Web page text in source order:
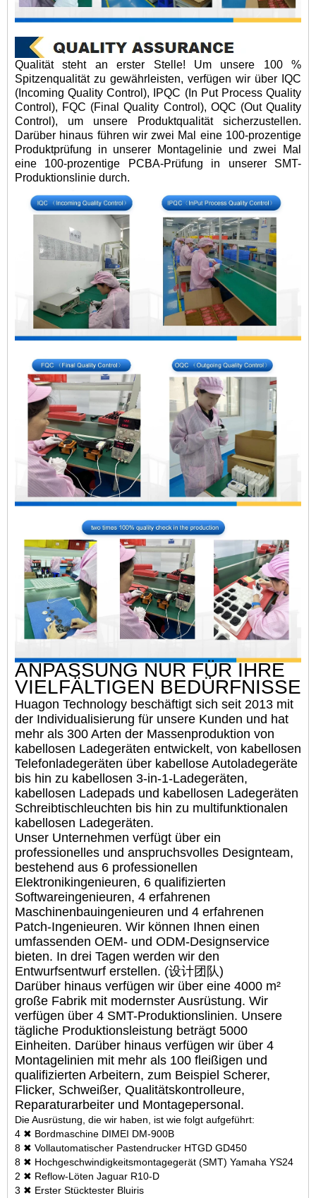
Qualität steht an erster Stelle! Um unsere 100 %
Spitzenqualität zu gewährleisten, verfügen wir über IQC
(Incoming Quality Control), IPQC (In Put Process Quality
Control), FQC (Final Quality Control), OQC (Out Quality
Control), um unsere Produktqualität sicherzustellen.
Darüber hinaus führen wir zwei Mal eine 100-prozentige
Produktprüfung in unserer Montagelinie und zwei Mal
eine 100-prozentige PCBA-Prüfung in unserer SMT-
Produktionslinie durch.
ANPASSUNG NUR FÜR IHRE
VIELFÄLTIGEN BEDÜRFNISSE
Huagon Technology beschäftigt sich seit 2013 mit
der Individualisierung für unsere Kunden und hat
mehr als 300 Arten der Massenproduktion von
kabellosen Ladegeräten entwickelt, von kabellosen
Telefonladegeräten über kabellose Autoladegeräte
bis hin zu kabellosen 3-in-1-Ladegeräten,
kabellosen Ladepads und kabellosen Ladegeräten
Schreibtischleuchten bis hin zu multifunktionalen
kabellosen Ladegeräten.
Unser Unternehmen verfügt über ein
professionelles und anspruchsvolles Designteam,
bestehend aus 6 professionellen
Elektronikingenieuren, 6 qualifizierten
Softwareingenieuren, 4 erfahrenen
Maschinenbauingenieuren und 4 erfahrenen
Patch-Ingenieuren. Wir können Ihnen einen
umfassenden OEM- und ODM-Designservice
bieten. In drei Tagen werden wir den
Entwurfsentwurf erstellen. (设计团队)
Darüber hinaus verfügen wir über eine 4000 m²
große Fabrik mit modernster Ausrüstung. Wir
verfügen über 4 SMT-Produktionslinien. Unsere
tägliche Produktionsleistung beträgt 5000
Einheiten. Darüber hinaus verfügen wir über 4
Montagelinien mit mehr als 100 fleißigen und
qualifizierten Arbeitern, zum Beispiel Scherer,
Flicker, Schweißer, Qualitätskontrolleure,
Reparaturarbeiter und Montagepersonal.
Die Ausrüstung, die wir haben, ist wie folgt aufgeführt:
4 ✖ Bordmaschine DIMEI DM-900B
8 ✖ Vollautomatischer Pastendrucker HTGD GD450
8 ✖ Hochgeschwindigkeitsmontagegerät (SMT) Yamaha YS24
2 ✖ Reflow-Löten Jaguar R10-D
3 ✖ Erster Stücktester Bluiris